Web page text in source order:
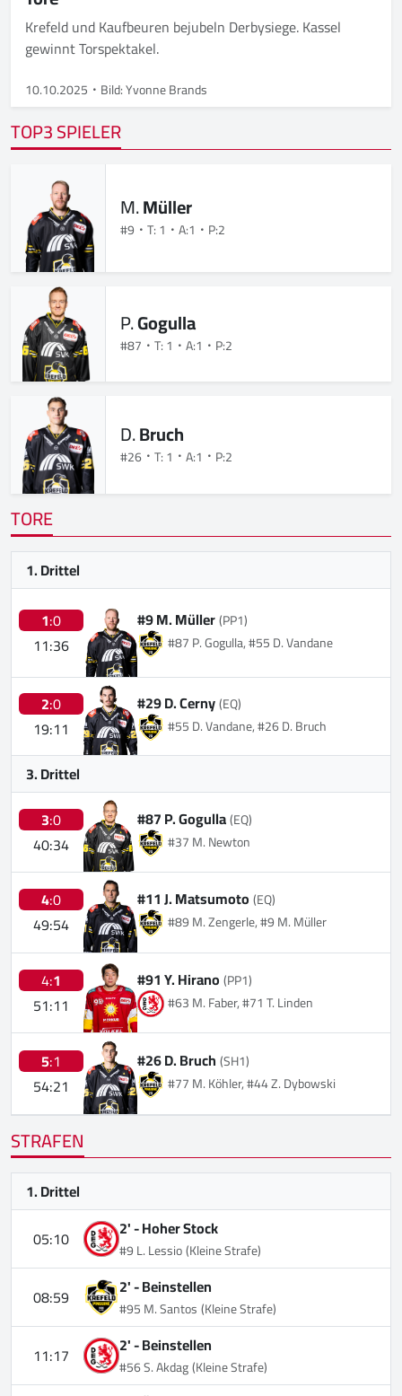
Krefeld und Kaufbeuren bejubeln Derbysiege. Kassel
gewinnt Torspektakel.
10.10.2025 Bild: Yvonne Brands
TOP3 SPIELER
M.Müller
#9 T: 1 A:1 P:2
P.Gogulla
#87 T: 1 A:1 P:2
D.Bruch
#26 T: 1 A:1 P:2
TORE
1. Drittel
1:0
11:36
#9 M. Müller(PP1)
#87 P. Gogulla, #55 D. Vandane
2:0
19:11
#29 D. Cerny(EQ)
#55 D. Vandane, #26 D. Bruch
3. Drittel
3:0
40:34
#87 P. Gogulla(EQ)
#37 M. Newton
4:0
49:54
#11 J. Matsumoto(EQ)
#89 M. Zengerle, #9 M. Müller
4:1
51:11
#91 Y. Hirano(PP1)
#63 M. Faber, #71 T. Linden
5:1
54:21
#26 D. Bruch(SH1)
#77 M. Köhler, #44 Z. Dybowski
STRAFEN
1. Drittel
05:10
2' -Hoher Stock
#9 L. Lessio(Kleine Strafe)
08:59 2' -Beinstellen
#95 M. Santos(Kleine Strafe)
11:17 2' -Beinstellen
#56 S. Akdag(Kleine Strafe)